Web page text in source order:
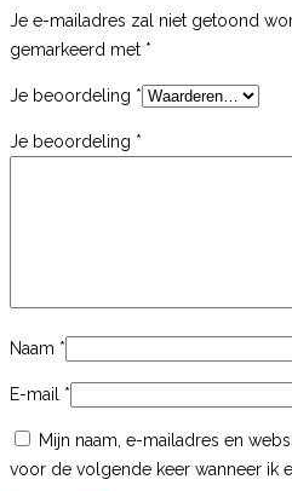
Je e-mailadres zal niet getoond
gemarkeerd met *
Je beoordeling *
Je beoordeling *
Naam *
E-mail *
Mijn naam, e-mailadres en
voor de volgende keer wanneer ik